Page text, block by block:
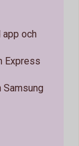
och
Express
Samsung